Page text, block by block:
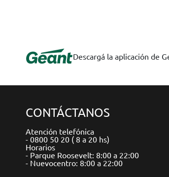
Descargá la aplicación de
CONTÁCTANOS
Atención telefónica
- 0800 50 20 ( 8 a 20 hs)
Horarios
- Parque Roosevelt: 8:00 a 22:00
- Nuevocentro: 8:00 a 22:00